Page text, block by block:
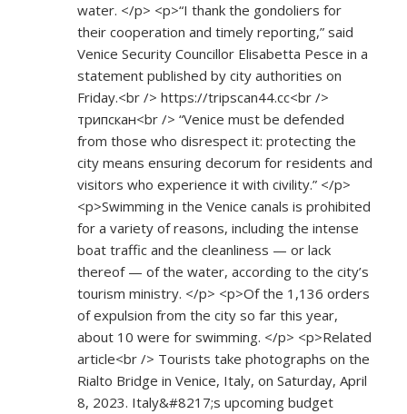
water. </p> <p>“I thank the gondoliers for
their cooperation and timely reporting,” said
Venice Security Councillor Elisabetta Pesce in a
statement published by city authorities on
Friday.<br /> https://tripscan44.cc<br />
трипскан<br /> “Venice must be defended
from those who disrespect it: protecting the
city means ensuring decorum for residents and
visitors who experience it with civility.” </p>
<p>Swimming in the Venice canals is prohibited
for a variety of reasons, including the intense
boat traffic and the cleanliness — or lack
thereof — of the water, according to the city’s
tourism ministry. </p> <p>Of the 1,136 orders
of expulsion from the city so far this year,
about 10 were for swimming. </p> <p>Related
article<br /> Tourists take photographs on the
Rialto Bridge in Venice, Italy, on Saturday, April
8, 2023. Italy&#8217;s upcoming budget